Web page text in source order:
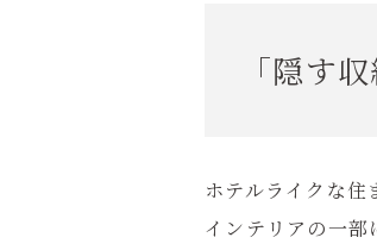
「隠す
ホテルライクな住
インテリアの一